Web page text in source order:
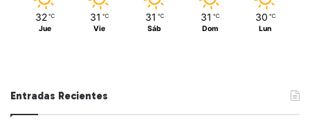
32 ℃
Jue
31 ℃
Vie
31 ℃
Sáb
31 ℃
Dom
30 ℃
Lun
Entradas Recientes